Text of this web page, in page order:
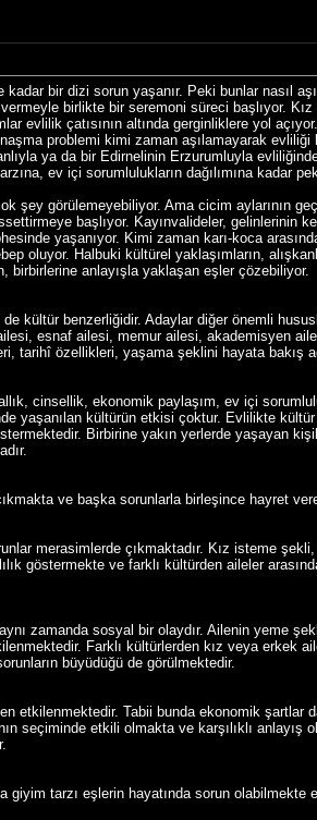
bir dizi sorun yaşanır. Peki bunlar nasıl
birlikte bir seremoni süreci başlıyor.
evlilik çatısının altında gerginliklere yol
problemi kimi zaman aşılamayarak
ya da bir Edirnelinin Erzurumluyla
ev içi sorumlulukların dağılımına kadar
şey görülemeyebiliyor. Ama cicim aylarının
başlıyor. Kayınvalideler, gelinlerinin
yaşanıyor. Kimi zaman karı-koca
oluyor. Halbuki kültürel yaklaşımların,
birbirlerine anlayışla yaklaşan eşler çözebiliyor.
kültür benzerliğidir. Adaylar diğer önemli
esnaf ailesi, memur ailesi, akademisyen
özellikleri, yaşama şeklini hayata bakış
cinsellik, ekonomik paylaşım, ev içi
yaşanılan kültürün etkisi çoktur. Evlilikte
Birbirine yakın yerlerde yaşayan
ve başka sorunlarla birleşince hayret
merasimlerde çıkmaktadır. Kız isteme
göstermekte ve farklı kültürden aileler
zamanda sosyal bir olaydır. Ailenin yeme
Farklı kültürlerden kız veya erkek
büyüdüğü de görülmektedir.
etkilenmektedir. Tabii bunda ekonomik şartlar
seçiminde etkili olmakta ve karşılıklı anlayış
giyim tarzı eşlerin hayatında sorun